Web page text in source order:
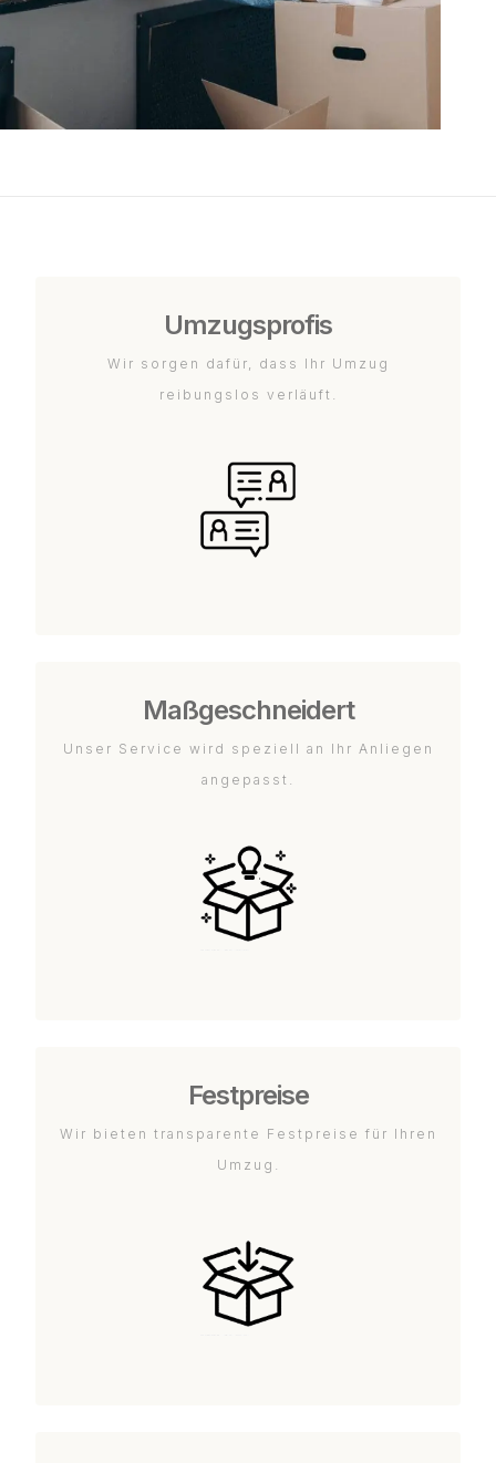
Umzugsprofis
Wir sorgen dafür, dass Ihr Umzug
reibungslos verläuft.
Maßgeschneidert
Unser Service wird speziell an Ihr Anliegen
angepasst.
Festpreise
Wir bieten transparente Festpreise für Ihren
Umzug.